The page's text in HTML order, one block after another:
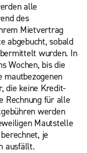
alle
des
Mietvertrag
abgebucht, sobald
wurden. In
Wochen, bis die
mautbezogenen
die keine Kredit-
Rechnung für alle
werden
Mautstelle
je
ausfällt.